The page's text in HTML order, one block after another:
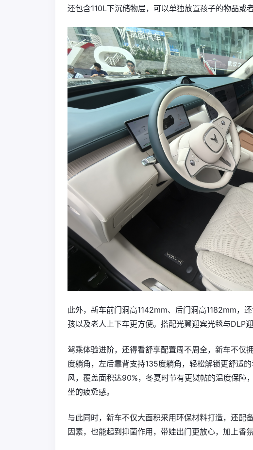
还包含110L下沉储物层，可以单独放置孩子的物品或
此外，新车前门洞高1142mm、后门洞高1182mm，
孩以及老人上下车更方便。搭配光翼迎宾光毯与DLP
驾乘体验进阶，还得看舒享配置周不周全，新车不仅
度躺角，左后靠背支持135度躺角，轻松解锁更舒适
风，覆盖面积达90%，冬夏时节有更熨帖的温度保障
坐的疲惫感。
与此同时，新车不仅大面积采用环保材料打造，还配
因素，也能起到抑菌作用，带娃出门更放心，加上香